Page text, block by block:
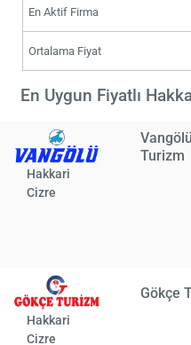
En Aktif Firma
Ortalama Fiyat
En Uygun Fiyatlı
Turizm
Hakkari
Cizre
Gökçe
Hakkari
Cizre